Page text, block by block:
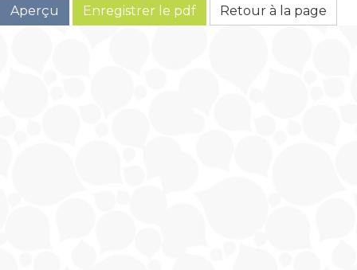
Aperçu
Enregistrer le pdf Retour à la page